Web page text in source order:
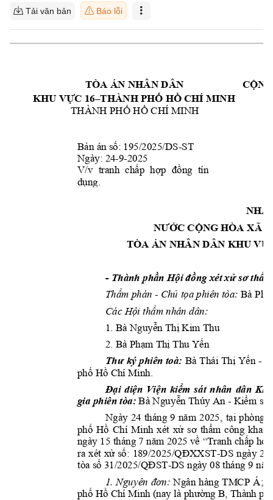
Tải văn bản Báo lỗi
TÒA ÁN NHÂN DÂN
KHU VỰC 16–THÀNH PHỐ HỒ CHÍ MINH
THÀNH PHỐ HỒ CHÍ MINH
Bản án số: 195/2025/DS-ST
Ngày: 24-9-2025
V/v tranh chấp hợp đồng tín
dụng.
NƯỚC CỘNG HÒA XÃ
TÒA ÁN NHÂN DÂN KHU
- Thành phần Hội đồng xét xử sơ
Thẩm phán - Chủ tọa phiên tòa: Bà
Các Hội thẩm nhân dân:
1. Bà Nguyễn Thị Kim Thu
2. Bà Phạm Thị Thu Yến
Thư ký phiên toà: Bà Thái Thị Yến -
phố Hồ Chí Minh.
Đại diện Viện kiểm sát nhân dân
gia phiên tòa: Bà Nguyễn Thúy An - Kiểm
Ngày 24 tháng 9 năm 2025, tại phòng
phố Hồ Chí Minh xét xử sơ thẩm công khai
ngày 15 tháng 7 năm 2025 về “Tranh chấp hợ
ra xét xử số: 189/2025/QĐXXST-DS ngày 22
tòa số 31/2025/QĐST-DS ngày 08 tháng 9
1. Nguyên đơn: Ngân hàng TMCP Á;
phố Hồ Chí Minh (nay là phường B, Thành ph